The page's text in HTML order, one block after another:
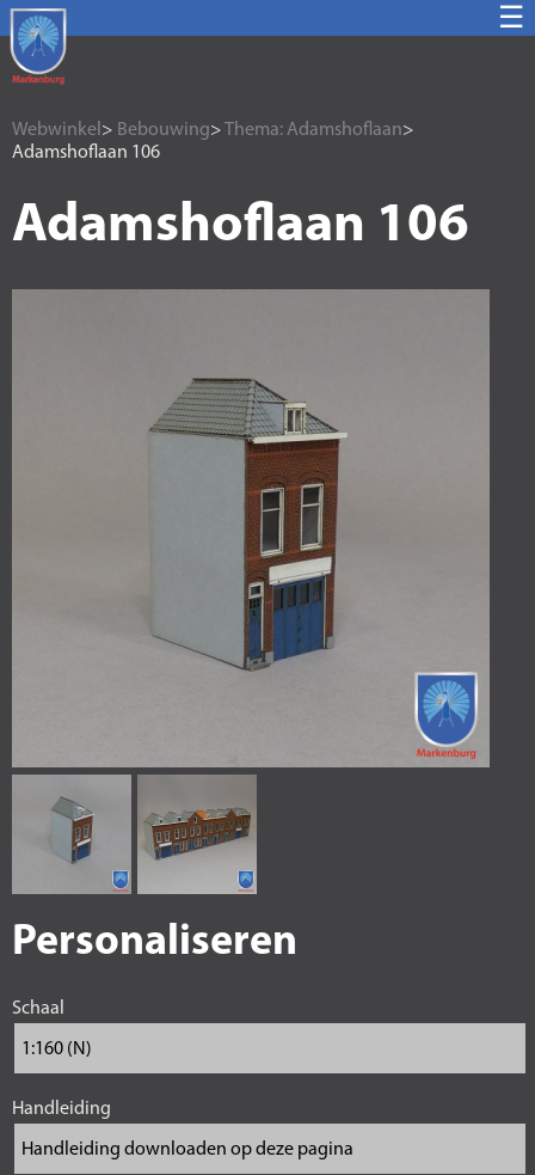
☰
Webwinkel > Bebouwing> Thema: Adamshoflaan>
Adamshoflaan 106
Adamshoflaan 106
Personaliseren
Schaal
Handleiding